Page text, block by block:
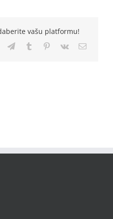
vašu platformu!
TelegramTumblr Pinterest
Vk Email